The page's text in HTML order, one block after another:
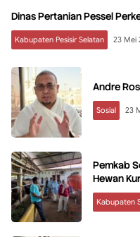
Dinas Pertanian Pessel
Kabupaten Pesisir Selatan 23 Mei
Andre
Sosial 23
Pemkab
Hewan
Kabupaten